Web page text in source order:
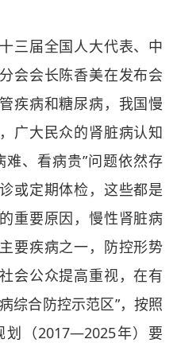
届全国人大代表、中
会会长陈香美在发布会
疾病和糖尿病，我国慢
广大民众的肾脏病认知
难、看病贵”问题依然存
或定期体检，这些都是
重要原因，慢性肾脏病
要疾病之一，防控形势
会公众提高重视，在有
综合防控示范区”，按照
划（2017—2025年）要